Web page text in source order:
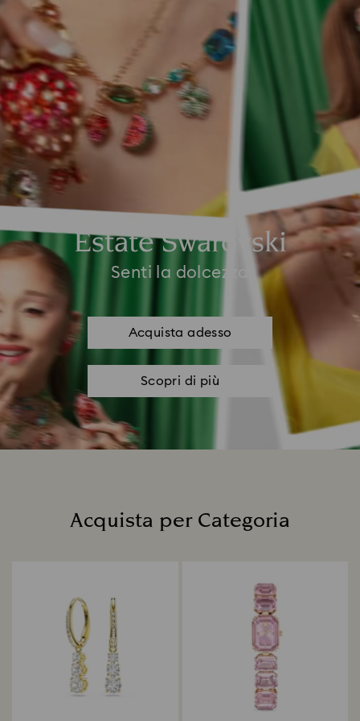
Estate Swarovski
Senti la dolcezza
Acquista adesso
Scopri di più
Acquista per Categoria